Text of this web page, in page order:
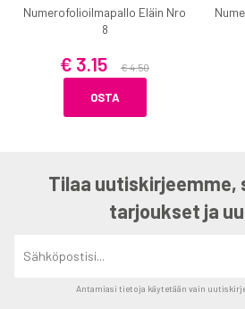
Numerofolioilmapallo Eläin Nro
8
€ 3.15 € 4.50
OSTA
Tilaa uutiskirjeemme,
tarjoukset ja
Antamiasi tietoja käytetään vain